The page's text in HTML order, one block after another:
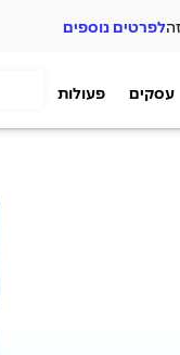
לפרטים נוספים
עסקים פעולות